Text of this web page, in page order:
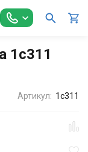
Посуда и инвентарь
1с311
Артикул: 1с311